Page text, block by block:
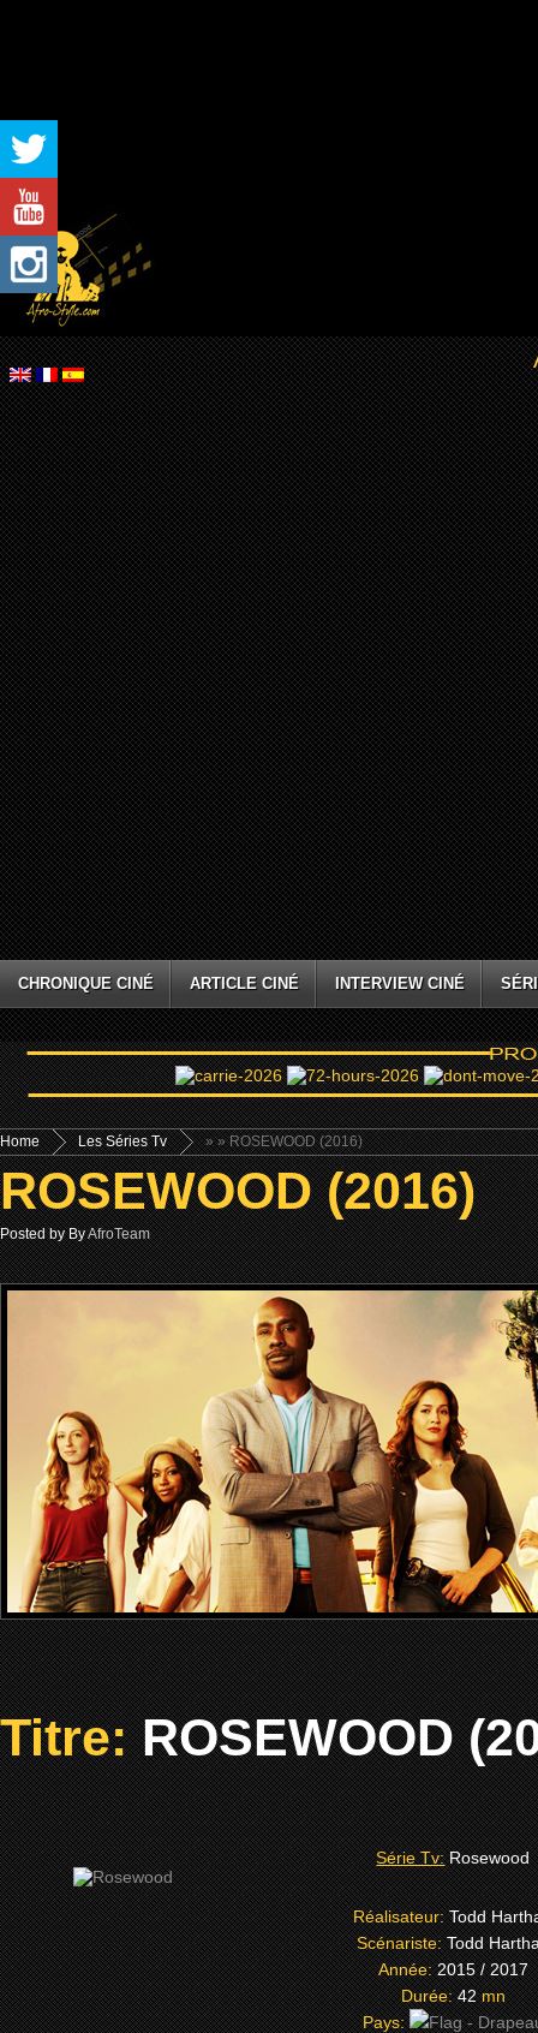
CHRONIQUE CINÉ ARTICLE CINÉ INTERVIEW CINÉ
Home »
Les Séries Tv » ROSEWOOD (2016)
ROSEWOOD (2016)
Posted by ByAfroTeam
Titre:ROSEWOOD
Série Tv: Rosewood
Réalisateur:Todd
Scénariste:Todd
Année:2015 / 2017
Durée:42mn
Pays: